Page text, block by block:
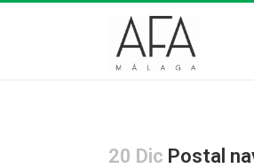
20 Dic Postal